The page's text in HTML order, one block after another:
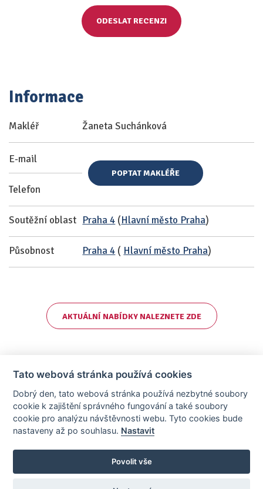
ODESLAT RECENZI
Informace
Makléř Žaneta Suchánková
E-mail
Telefon
POPTAT MAKLÉŘE
Soutěžní oblast Praha 4 (Hlavní město Praha)
Působnost Praha 4 ( Hlavní město Praha)
AKTUÁLNÍ NABÍDKY NALEZNETE ZDE
Stránky vytvořeny v iD-SIGN
Provozovatelem tohoto serveru je společnost AllCzech Promotion, s.r.o.,
Tato webová stránka používá cookies
Dobrý den, tato webová stránka používá nezbytné soubory
cookie k zajištění správného fungování a také soubory
cookie pro analýzu návštěvnosti webu. Tyto cookies bude
nastaveny až po souhlasu. Nastavit
Povolit vše